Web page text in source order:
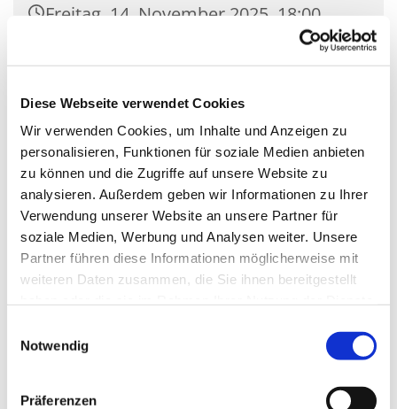
Diese Webseite verwendet Cookies
Wir verwenden Cookies, um Inhalte und Anzeigen zu
personalisieren, Funktionen für soziale Medien anbieten
zu können und die Zugriffe auf unsere Website zu
analysieren. Außerdem geben wir Informationen zu Ihrer
Verwendung unserer Website an unsere Partner für
soziale Medien, Werbung und Analysen weiter. Unsere
Partner führen diese Informationen möglicherweise mit
weiteren Daten zusammen, die Sie ihnen bereitgestellt
Notwendig
Präferenzen
Freitag, 14. November 2025, 18:00
14974 Ludwigsfelde